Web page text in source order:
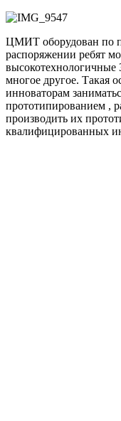
ЦМИТ оборудован по
распоряжении ребят
высокотехнологичные
многое другое. Такая
инноваторам
прототипированием ,
производить их
квалифицированных